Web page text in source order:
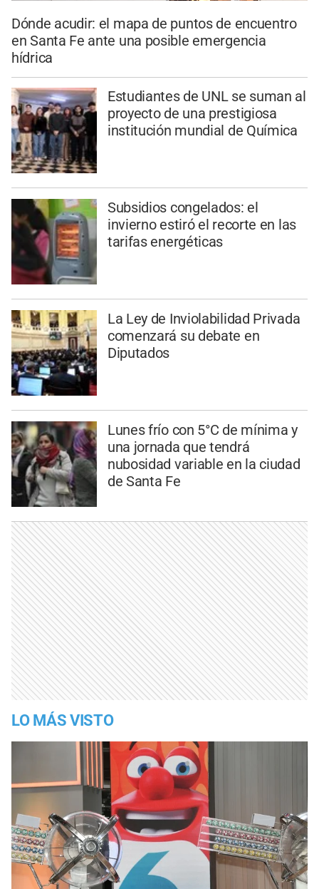
Dónde acudir: el mapa de puntos de encuentro
en Santa Fe ante una posible emergencia
hídrica
Estudiantes de UNL se suman al
proyecto de una prestigiosa
institución mundial de Química
Subsidios congelados: el
invierno estiró el recorte en las
tarifas energéticas
La Ley de Inviolabilidad Privada
comenzará su debate en
Diputados
Lunes frío con 5°C de mínima y
una jornada que tendrá
nubosidad variable en la ciudad
de Santa Fe
LO MÁS VISTO